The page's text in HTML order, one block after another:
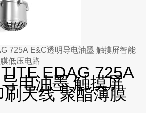
725A E&C透明导电油墨 触摸屏智能
低压电路
EDAG 725A
电油墨 触摸屏
刷天线 聚酯薄膜